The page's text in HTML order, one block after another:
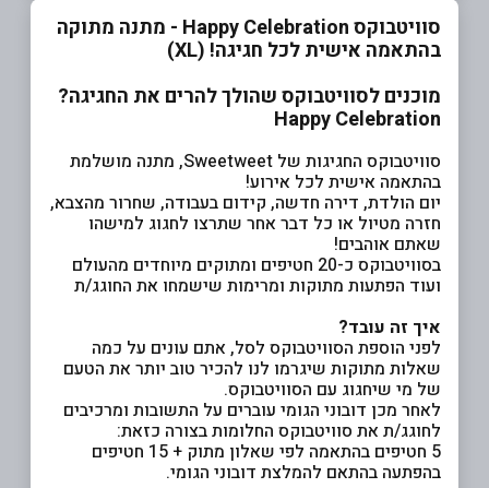
סוויטבוקס Happy Celebration - מתנה מתוקה
בהתאמה אישית לכל חגיגה! (XL)
מוכנים לסוויטבוקס שהולך להרים את החגיגה?
Happy Celebration
סוויטבוקס החגיגות של Sweetweet, מתנה מושלמת
בהתאמה אישית לכל אירוע!
יום הולדת, דירה חדשה, קידום בעבודה, שחרור מהצבא,
חזרה מטיול או כל דבר אחר שתרצו לחגוג למישהו
שאתם אוהבים!
בסוויטבוקס כ-20 חטיפים ומתוקים מיוחדים מהעולם
ועוד הפתעות מתוקות ומרימות שישמחו את החוגג/ת
איך זה עובד?
לפני הוספת הסוויטבוקס לסל, אתם עונים על כמה
שאלות מתוקות שיגרמו לנו להכיר טוב יותר את הטעם
של מי שיחגוג עם הסוויטבוקס.
לאחר מכן דובוני הגומי עוברים על התשובות ומרכיבים
לחוגג/ת את סוויטבוקס החלומות בצורה כזאת:
5 חטיפים בהתאמה לפי שאלון מתוק + 15 חטיפים
בהפתעה בהתאם להמלצת דובוני הגומי.